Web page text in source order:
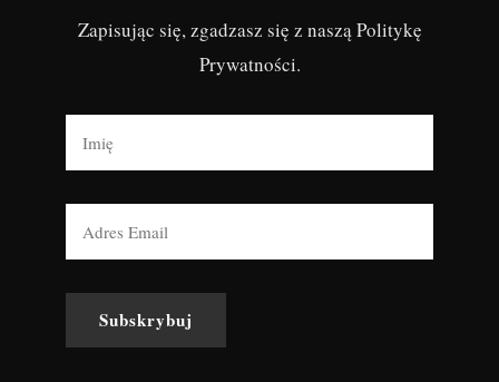
Zapisując się, zgadzasz się z naszą Politykę
Prywatności.